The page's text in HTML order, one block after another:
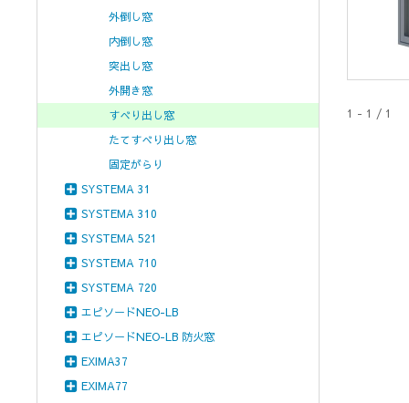
外倒し窓
内倒し窓
突出し窓
外開き窓
すべり出し窓
たてすべり出し窓
固定がらり
SYSTEMA 31
SYSTEMA 310
SYSTEMA 521
SYSTEMA 710
SYSTEMA 720
エピソードNEO-LB
エピソードNEO-LB 防火窓
EXIMA37
EXIMA77
1 - 1 / 1